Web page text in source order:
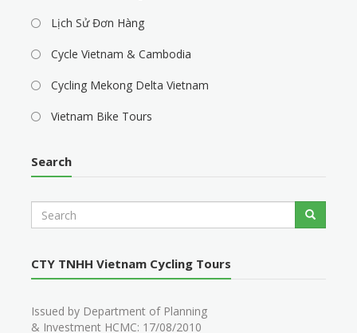
Lịch Sử Đơn Hàng
Cycle Vietnam & Cambodia
Cycling Mekong Delta Vietnam
Vietnam Bike Tours
Search
e
c
Search
CTY TNHH Vietnam Cycling Tours
Issued by Department of Planning
& Investment HCMC: 17/08/2010